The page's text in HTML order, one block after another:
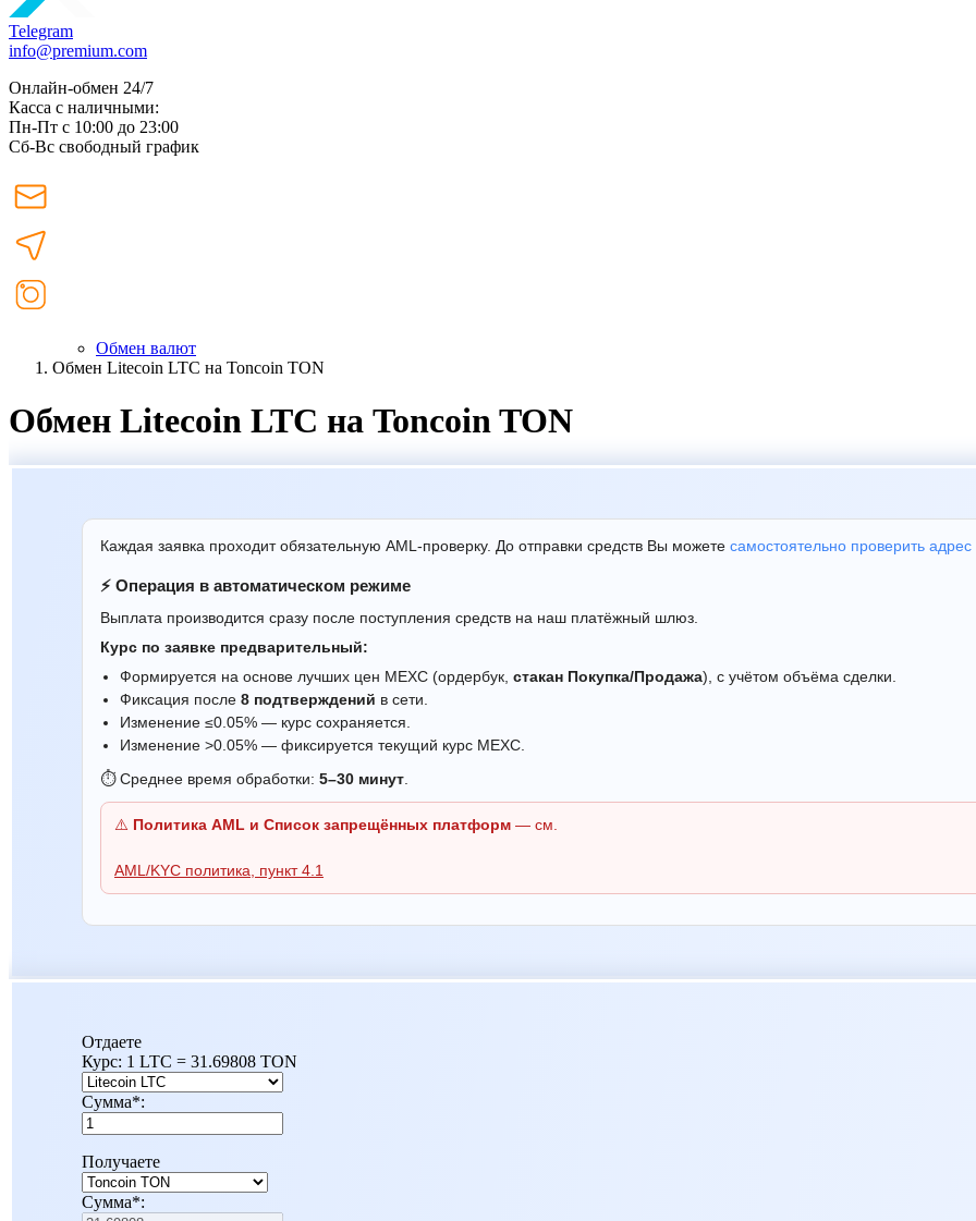
Telegram
info@premium.com
Онлайн-обмен 24/7
Касса с наличными:
Пн-Пт с 10:00 до 23:00
Сб-Вс свободный график
Обмен валют
Обмен Litecoin LTC на Toncoin TON
Обмен Litecoin LTC на Toncoin TON
Каждая заявка проходит обязательную AML-проверку. До отправки средств Вы можете самостоятельно проверить адрес
⚡ Операция в автоматическом режиме
Выплата производится сразу после поступления средств на наш платёжный шлюз.
Курс по заявке предварительный:
Формируется на основе лучших цен MEXC (ордербук, стакан Покупка/Продажа), с учётом объёма сделки.
Фиксация после 8 подтверждений в сети.
Изменение ≤0.05% — курс сохраняется.
Изменение >0.05% — фиксируется текущий курс MEXC.
⏱ Среднее время обработки: 5–30 минут
⚠️ Политика AML и Список запрещённых платформ — см.
AML/KYC политика, пункт 4.1
Отдаете
Курс: 1 LTC = 31.69808 TON
Сумма*:
Получаете
Сумма*: